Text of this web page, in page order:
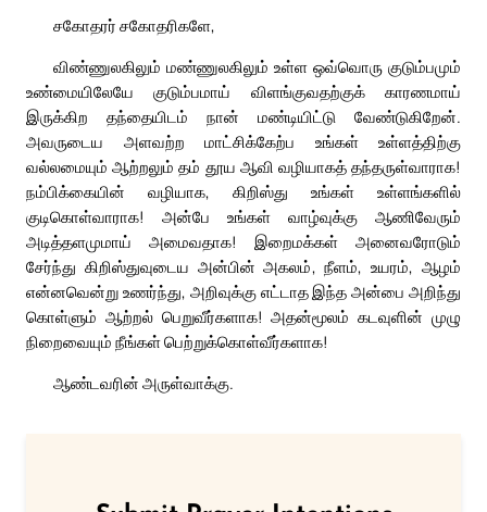
சகோதரர் சகோதரிகளே,
விண்ணுலகிலும் மண்ணுலகிலும் உள்ள ஒவ்வொரு குடும்பமும்
உண்மையிலேயே குடும்பமாய் விளங்குவதற்குக் காரணமாய்
இருக்கிற தந்தையிடம் நான் மண்டியிட்டு வேண்டுகிறேன்.
அவருடைய அளவற்ற மாட்சிக்கேற்ப உங்கள் உள்ளத்திற்கு
வல்லமையும் ஆற்றலும் தம் தூய ஆவி வழியாகத் தந்தருள்வாராக!
நம்பிக்கையின் வழியாக, கிறிஸ்து உங்கள் உள்ளங்களில்
குடிகொள்வாராக! அன்பே உங்கள் வாழ்வுக்கு ஆணிவேரும்
அடித்தளமுமாய் அமைவதாக! இறைமக்கள் அனைவரோடும்
சேர்ந்து கிறிஸ்துவுடைய அன்பின் அகலம், நீளம், உயரம், ஆழம்
என்னவென்று உணர்ந்து, அறிவுக்கு எட்டாத இந்த அன்பை அறிந்து
கொள்ளும் ஆற்றல் பெறுவீர்களாக! அதன்மூலம் கடவுளின் முழு
நிறைவையும் நீங்கள் பெற்றுக்கொள்வீர்களாக!
ஆண்டவரின் அருள்வாக்கு.